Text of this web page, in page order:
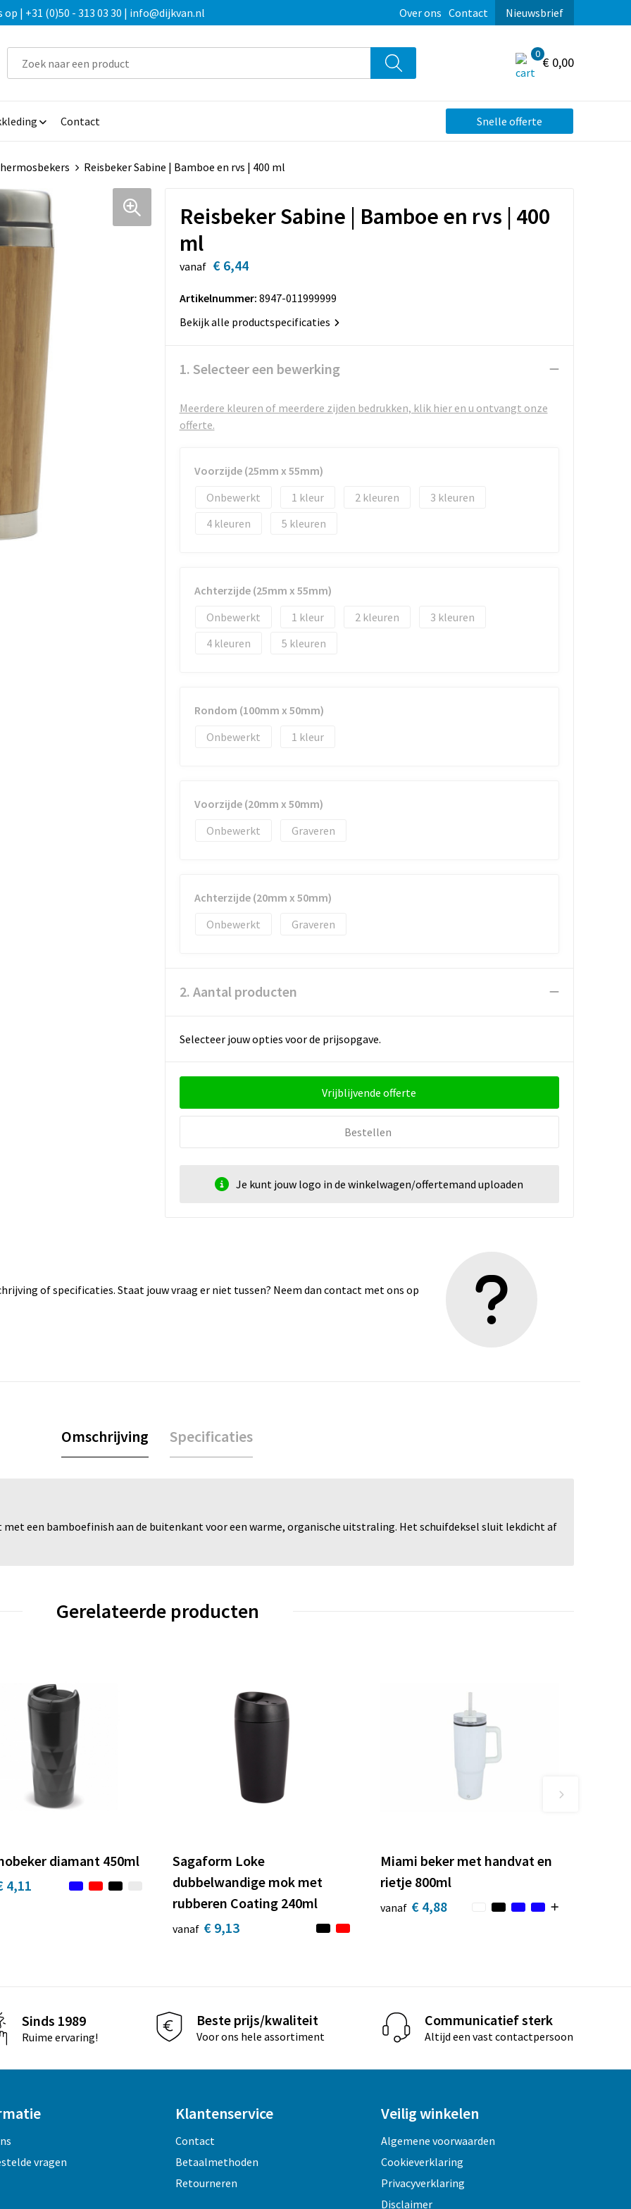
| +31 (0)50 - 313 03 30 | info@dijkvan.nl Over ons Contact Nieuwsbrief
0
€ 0,00
Contact Snelle offerte
Reisbeker Sabine | Bamboe en rvs | 400 ml
Reisbeker Sabine | Bamboe en rvs | 400
ml
vanaf € 6,44
Artikelnummer: 8947-011999999
Bekijk alle productspecificaties
1. Selecteer een bewerking
Meerdere kleuren of meerdere zijden bedrukken, klik hier en u ontvangt onze
offerte.
Voorzijde (25mm x 55mm)
Onbewerkt
1 2
3
4
5
Achterzijde (25mm x 55mm)
Onbewerkt
1 2
3
4
5
Rondom (100mm x 50mm)
Onbewerkt
1
Voorzijde (20mm x 50mm)
Onbewerkt
Graveren
Achterzijde (20mm x 50mm)
Onbewerkt
Graveren
2. Aantal producten
Selecteer jouw opties voor de prijsopgave.
Vrijblijvende offerte
Bestellen
Je kunt jouw logo in de winkelwagen/offertemand uploaden
of specificaties. Staat jouw vraag er niet tussen? Neem dan contact met ons op
Omschrijving Specificaties
met een bamboefinish aan de buitenkant voor een warme, organische uitstraling. Het schuifdeksel sluit lekdicht af
Gerelateerde producten
diamant 450ml
4,11
Sagaform Loke
dubbelwandige mok met
rubberen Coating 240ml
vanaf € 9,13
Miami beker met handvat en
rietje 800ml
vanaf € 4,88
Sinds 1989
Ruime ervaring!
Beste prijs/kwaliteit
Voor ons hele assortiment
Communicatief sterk
Altijd een vast contactpersoon
vragen
Klantenservice
Contact
Betaalmethoden
Retourneren
Veilig winkelen
Algemene voorwaarden
Cookieverklaring
Privacyverklaring
Disclaimer